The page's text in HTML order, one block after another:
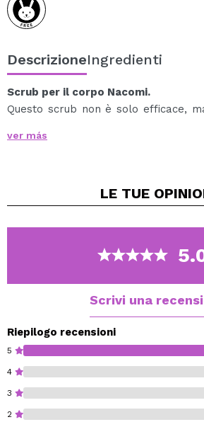
DescrizioneIngredienti
Scrub per il corpo Nacomi.
Questo scrub non è solo efficace,
notevolmente l'applicazione e i
Il profumo del sorbetto alla pesca
piacere.
Contiene una miscela
burro di karitè, olio di cocco, burro di
agendo in armonia con altri
pelle acidi grassi essenziali
profondità, leniscono le irritazioni
l'elasticità.
Concediti un momento di relax e
corpo alla Pesca e Sorbetto al
ver más
LE TUE
Scrivi una
Riepilogo recensioni
5
4
3
2